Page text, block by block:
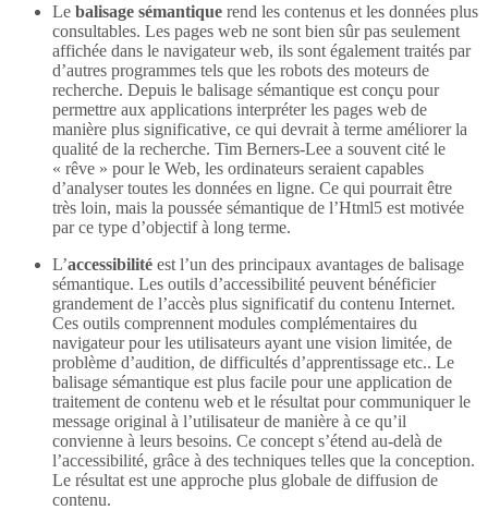
Le balisage sémantique rend les contenus et les données plus
consultables. Les pages web ne sont bien sûr pas seulement
affichée dans le navigateur web, ils sont également traités par
d’autres programmes tels que les robots des moteurs de
recherche. Depuis le balisage sémantique est conçu pour
permettre aux applications interpréter les pages web de
manière plus significative, ce qui devrait à terme améliorer la
qualité de la recherche. Tim Berners-Lee a souvent cité le
« rêve » pour le Web, les ordinateurs seraient capables
d’analyser toutes les données en ligne. Ce qui pourrait être
très loin, mais la poussée sémantique de l’Html5 est motivée
par ce type d’objectif à long terme.
L’accessibilité est l’un des principaux avantages de balisage
sémantique. Les outils d’accessibilité peuvent bénéficier
grandement de l’accès plus significatif du contenu Internet.
Ces outils comprennent modules complémentaires du
navigateur pour les utilisateurs ayant une vision limitée, de
problème d’audition, de difficultés d’apprentissage etc.. Le
balisage sémantique est plus facile pour une application de
traitement de contenu web et le résultat pour communiquer le
message original à l’utilisateur de manière à ce qu’il
convienne à leurs besoins. Ce concept s’étend au-delà de
l’accessibilité, grâce à des techniques telles que la conception.
Le résultat est une approche plus globale de diffusion de
contenu.